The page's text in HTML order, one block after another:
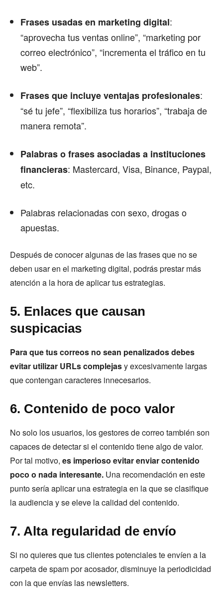
Frases usadas en marketing digital:
“aprovecha tus ventas online”, “marketing por
correo electrónico”, “incrementa el tráfico en tu
web”.
Frases que incluye ventajas profesionales:
“sé tu jefe”, “flexibiliza tus horarios”, “trabaja de
manera remota”.
Palabras o frases asociadas a instituciones
financieras: Mastercard, Visa, Binance, Paypal,
etc.
Palabras relacionadas con sexo, drogas o
apuestas.
Después de conocer algunas de las frases que no se
deben usar en el marketing digital, podrás prestar más
atención a la hora de aplicar tus estrategias.
5. Enlaces que causan
suspicacias
Para que tus correos no sean penalizados debes
evitar utilizar URLs complejasy excesivamente largas
que contengan caracteres innecesarios.
6. Contenido de poco valor
No solo los usuarios, los gestores de correo también son
capaces de detectar si el contenido tiene algo de valor.
Por tal motivo, es imperioso evitar enviar contenido
poco o nada interesante. Una recomendación en este
punto sería aplicar una estrategia en la que se clasifique
la audiencia y se eleve la calidad del contenido.
7. Alta regularidad de envío
Si no quieres que tus clientes potenciales te envíen a la
carpeta de spam por acosador, disminuye la periodicidad
con la que envías las newsletters.